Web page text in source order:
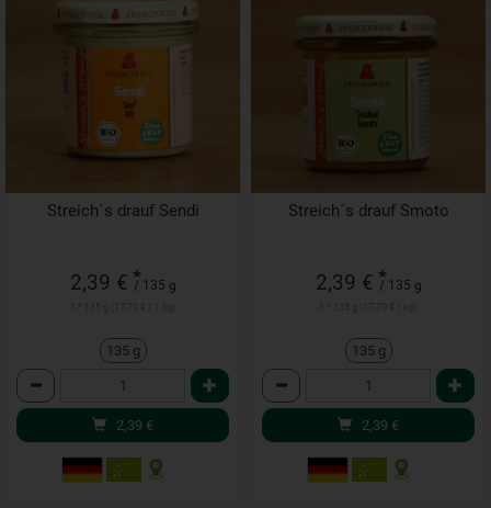
Streich´s drauf Sendi
2,39 € *
/ 135 g
135 g
Anzahl
2,39 €
Streich´s drauf Smoto
2,39 € *
/ 135 g
135 g
Anzahl
2,39 €